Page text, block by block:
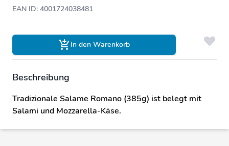
EAN ID: 4001724038481
In den Warenkorb
Beschreibung
Tradizionale Salame Romano (385g) ist belegt mit
Salami und Mozzarella-Käse.